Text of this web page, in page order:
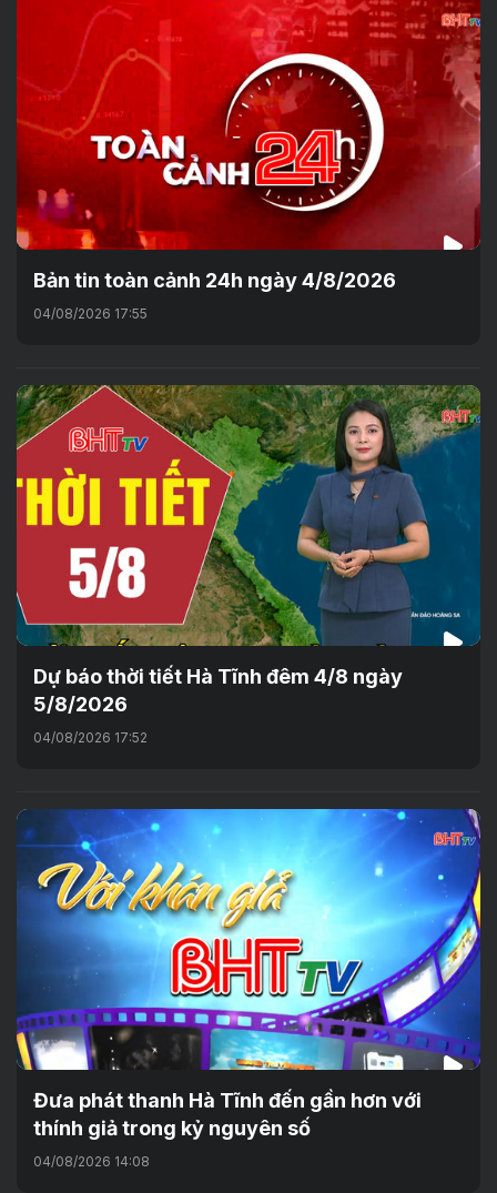
Bản tin toàn cảnh 24h ngày 4/8/2026
04/08/2026 17:55
Dự báo thời tiết Hà Tĩnh đêm 4/8 ngày
5/8/2026
04/08/2026 17:52
Đưa phát thanh Hà Tĩnh đến gần hơn với
thính giả trong kỷ nguyên số
04/08/2026 14:08